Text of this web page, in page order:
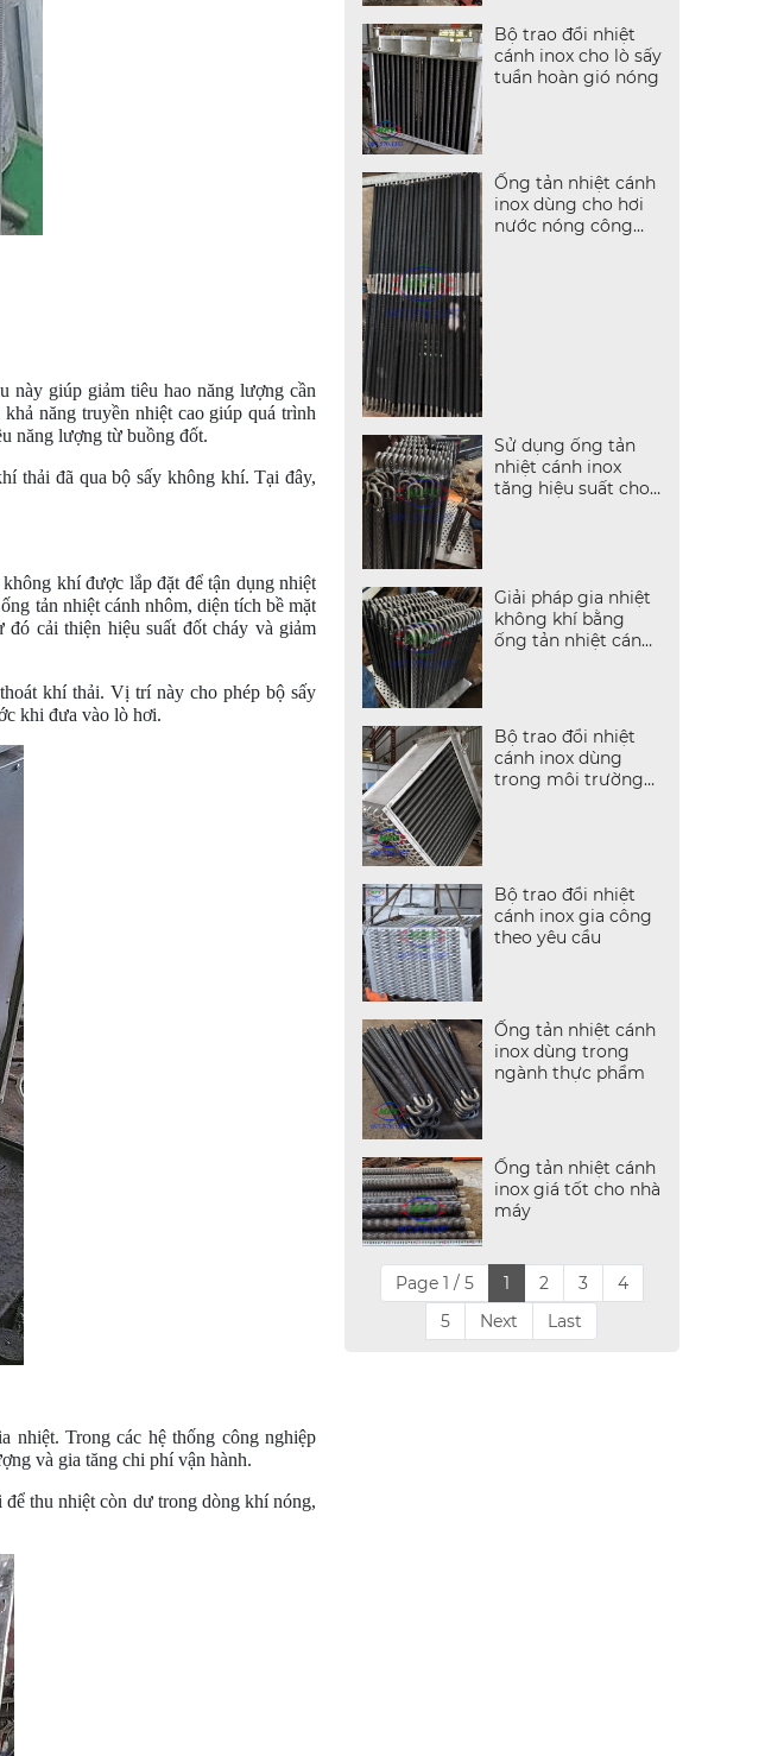
giúp giảm tiêu hao năng lượng cần
năng truyền nhiệt cao giúp quá trình
năng lượng từ buồng đốt.
thải đã qua bộ sấy không khí. Tại đây,
khí được lắp đặt để tận dụng nhiệt
tản nhiệt cánh nhôm, diện tích bề mặt
cải thiện hiệu suất đốt cháy và giảm
khí thải. Vị trí này cho phép bộ sấy
khi đưa vào lò hơi.
nhiệt. Trong các hệ thống công nghiệp
và gia tăng chi phí vận hành.
để thu nhiệt còn dư trong dòng khí nóng,
Bộ trao đổi nhiệt
cánh inox cho lò sấy
tuần hoàn gió nóng
Ống tản nhiệt cánh
inox dùng cho hơi
nước nóng công
Sử dụng ống tản
nhiệt cánh inox
tăng hiệu suất cho
Giải pháp gia nhiệt
không khí bằng
ống tản nhiệt cánh
Bộ trao đổi nhiệt
cánh inox dùng
trong môi trường
Bộ trao đổi nhiệt
cánh inox gia công
theo yêu cầu
Ống tản nhiệt cánh
inox dùng trong
ngành thực phẩm
Ống tản nhiệt cánh
inox giá tốt cho nhà
máy
Page 1 / 5 1 2 3
4
5
Next Last